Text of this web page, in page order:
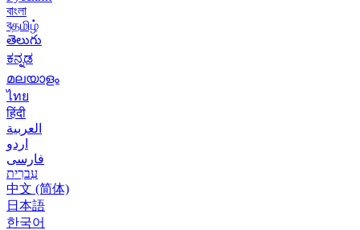
বাংলা
বதமிழ்
తెలుగు
ಕನ್ನಡ
മലയാളം
ไทย
हिंदी
العربية
اردو
فارسی
עִברִית
中文 (简体)
日本語
한국어